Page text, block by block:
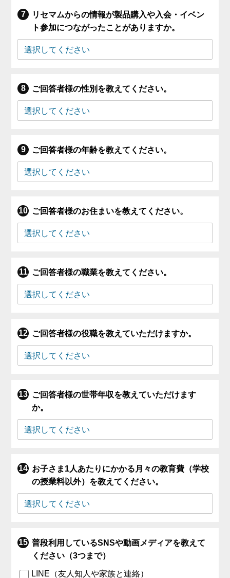
リセマムからの情報が製品購入や入会・イベン
ト参加につながったことがありますか。
ご回答者様の性別を教えてください。
ご回答者様の年齢を教えてください。
ご回答者様のお住まいを教えてください。
ご回答者様の職業を教えてください。
ご回答者様の役職を教えていただけますか。
ご回答者様の世帯年収を教えていただけます
か。
お子さま1人あたりにかかる月々の教育費（学校
の授業料以外）を教えてください。
普段利用しているSNSや動画メディアを教えて
ください（3つまで）
LINE（友人知人や家族と連絡）